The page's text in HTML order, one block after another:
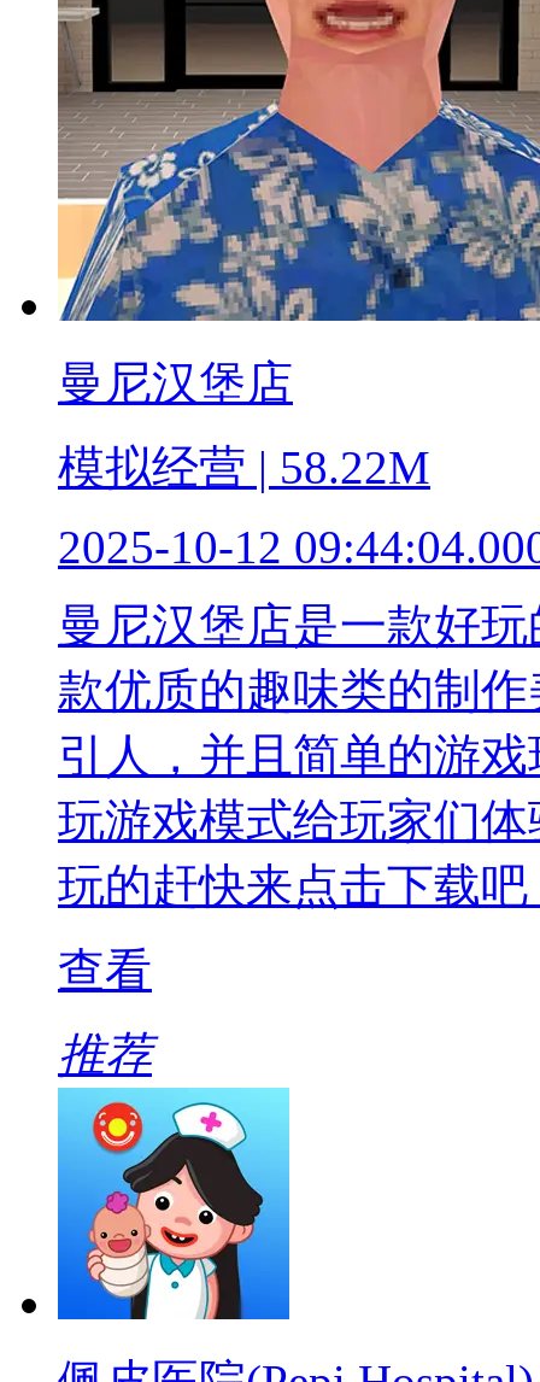
曼尼汉堡店
模拟经营 | 58.22M
2025-10-12
曼尼汉堡店是一款好
款优质的趣味类的制
引人，并且简单的游
玩游戏模式给玩家们
玩的赶快来点击下载吧
查看
推荐